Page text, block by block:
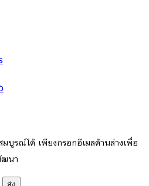
รณ์ได้ เพียงกรอกอีเมลด้านล่างเพื่อ
นา